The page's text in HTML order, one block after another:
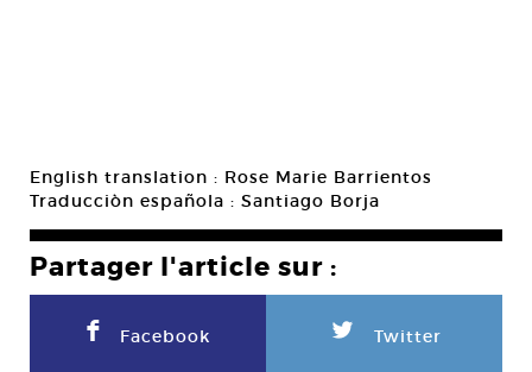
English translation : Rose Marie Barrientos
Traducciòn española : Santiago Borja
Partager l'article sur :
F Facebook L Twitter